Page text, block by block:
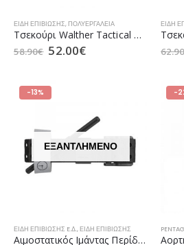
ΕΊΔΗ ΕΠΙΒΊΩΣΗΣ,ΠΟΛΥΕΡΓΑΛΕΙΑ
Τσεκούρι Walther Tactical Tomahawk (5.0748)
58.90€ 52.00€
ΕΊΔΗ
-13%
ΕΞΑΝΤΛΗΜΈΝΟ
ΕΊΔΗ ΕΠΙΒΊΩΣΗΣ E.Δ. ,ΕΊΔΗ ΕΠΙΒΊΩΣΗΣ
Αιμοστατικός Ιμάντας Περίδεσης SAM XT Tourniquet
-